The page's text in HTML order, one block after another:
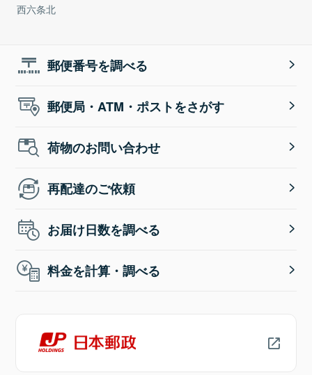
西六条北
郵便番号を調べる
郵便局・ATM・ポストをさがす
荷物のお問い合わせ
再配達のご依頼
お届け日数を調べる
料金を計算・調べる